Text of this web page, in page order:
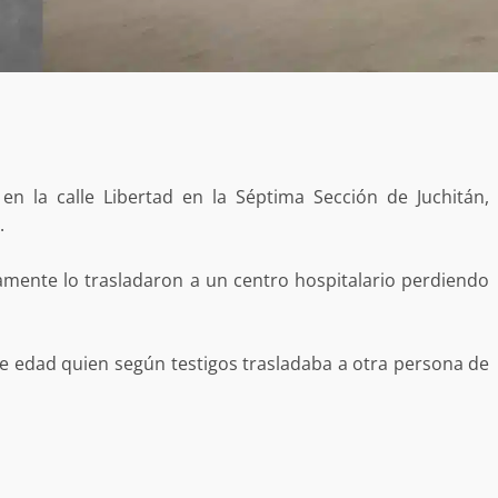
la calle Libertad en la Séptima Sección de Juchitán,
lo trasladaron a un centro hospitalario perdiendo
edad quien según testigos trasladaba a otra persona de
Pedro
¡Histórico! Bukele elimina el presupuesto a
los partidos políticos.